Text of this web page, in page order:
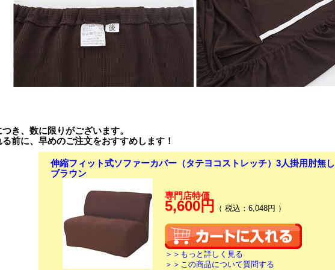
き、数に限りがございます。
前に、早めのご注文をおすすめします！
伸縮フィット式ソファーカバー（タテヨコストレッチ）3人掛用肘無し
ブラウン
専門店特価
5,600円 （ 税込：6,048円 ）
＞＞もっと詳しく見る
＞＞この商品について質問する